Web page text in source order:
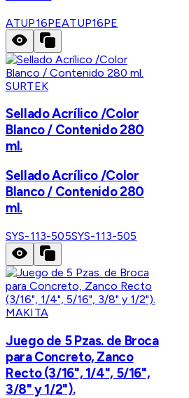
ATUP16PEATUP16PE
SURTEK
Sellado Acrílico /Color
Blanco / Contenido 280
ml.
Sellado Acrílico /Color
Blanco / Contenido 280
ml.
SYS-113-505SYS-113-505
MAKITA
Juego de 5 Pzas. de Broca
para Concreto, Zanco
Recto (3/16", 1/4", 5/16",
3/8" y 1/2").